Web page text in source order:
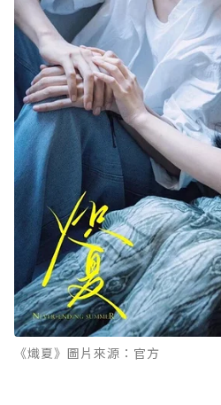
《熾夏》圖片來源：官方